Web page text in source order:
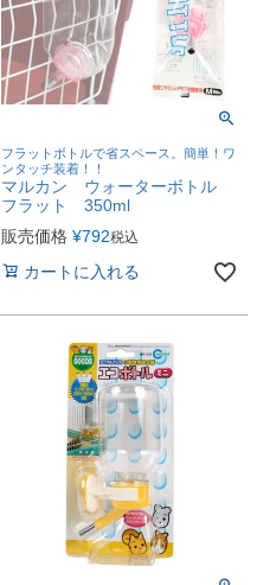
フラットボトルで省スペース。簡単！ワ
ンタッチ装着！！
マルカン ウォーターボトル
フラット 350ml
販売価格 ¥792税込
カートに入れる